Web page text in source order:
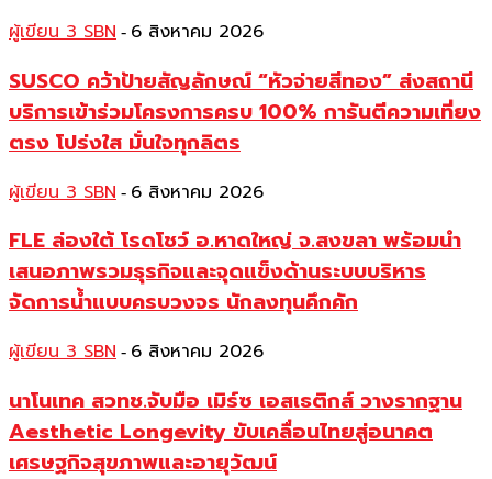
ผู้เขียน 3 SBN - 6 สิงหาคม 2026
SUSCO คว้าป้ายสัญลักษณ์ “หัวจ่ายสีทอง” ส่งสถานี
บริการเข้าร่วมโครงการครบ 100% การันตีความเที่ยง
ตรง โปร่งใส มั่นใจทุกลิตร
ผู้เขียน 3 SBN - 6 สิงหาคม 2026
FLE ล่องใต้ โรดโชว์ อ.หาดใหญ่ จ.สงขลา พร้อมนำ
เสนอภาพรวมธุรกิจและจุดแข็งด้านระบบบริหาร
จัดการน้ำแบบครบวงจร นักลงทุนคึกคัก
ผู้เขียน 3 SBN - 6 สิงหาคม 2026
นาโนเทค สวทช.จับมือ เมิร์ซ เอสเธติกส์ วางรากฐาน
Aesthetic Longevity ขับเคลื่อนไทยสู่อนาคต
เศรษฐกิจสุขภาพและอายุวัฒน์